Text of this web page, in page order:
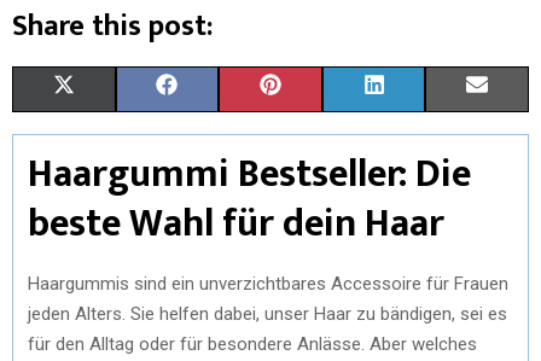
Share this post:
(
T
W
T
T
A
C
E
O
O
I
N
T
R
E
I
N
K
D
I
M
Haargummi Bestseller: Die
beste Wahl für dein Haar
Haargummis sind ein unverzichtbares Accessoire für Frauen
jeden Alters. Sie helfen dabei, unser Haar zu bändigen, sei es
für den Alltag oder für besondere Anlässe. Aber welches